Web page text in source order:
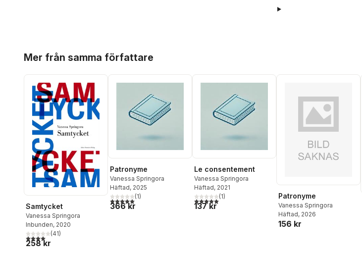
Mer från samma författare
Samtycket
Vanessa Springora
Inbunden, 2020
4,0utav 5 stjärnor. Totalt antal röster:
(41)
258 kr
Patronyme
Vanessa Springora
Häftad, 2025
5,0utav 5 stjärnor. Totalt antal röster:
(1)
366 kr
Le consentement
Vanessa Springora
Häftad, 2021
5,0utav 5 stjärnor. Totalt antal röster:
(1)
137 kr
Patronyme
Vanessa Springora
Häftad, 2026
156 kr